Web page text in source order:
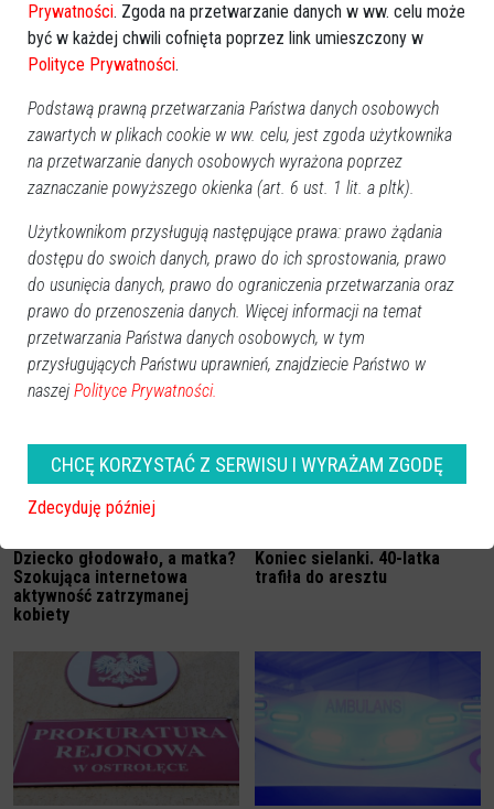
Zobacz również
Dziecko głodowało, a matka?
Szokująca internetowa
aktywność zatrzymanej
kobiety
Koniec sielanki. 40-latka
trafiła do aresztu
Prywatności. Zgoda na przetwarzanie danych w ww. celu może
być w każdej chwili cofnięta poprzez link umieszczony w
Polityce Prywatności.
Podstawą prawną przetwarzania Państwa danych osobowych
zawartych w plikach cookie w ww. celu, jest zgoda użytkownika
na przetwarzanie danych osobowych wyrażona poprzez
zaznaczanie powyższego okienka (art. 6 ust. 1 lit. a pltk).
Użytkownikom przysługują następujące prawa: prawo żądania
dostępu do swoich danych, prawo do ich sprostowania, prawo
do usunięcia danych, prawo do ograniczenia przetwarzania oraz
prawo do przenoszenia danych. Więcej informacji na temat
przetwarzania Państwa danych osobowych, w tym
przysługujących Państwu uprawnień, znajdziecie Państwo w
naszej Polityce Prywatności.
CHCĘ KORZYSTAĆ Z SERWISU I WYRAŻAM ZGODĘ
Zdecyduję później